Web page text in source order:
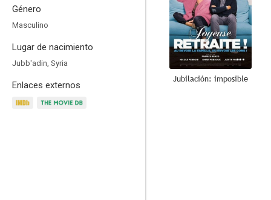
Género
Masculino
Lugar de nacimiento
Jubb'adin, Syria
Enlaces externos
Jubilación: imposible